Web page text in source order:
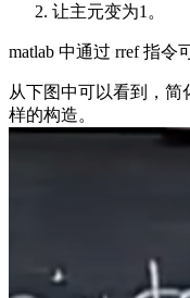
让主元变为1。
matlab 中通过 rref 指令
从下图中可以看到，
样的构造。